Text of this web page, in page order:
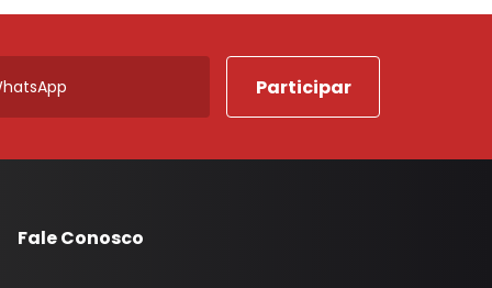
Fale Conosco